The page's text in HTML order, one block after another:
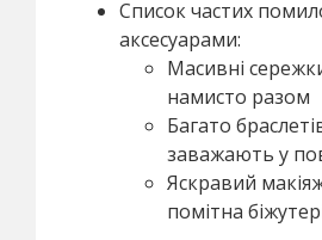
Список частих
аксесуарами:
Масивні
намисто разом
Багато
заважають у
Яскравий
помітна